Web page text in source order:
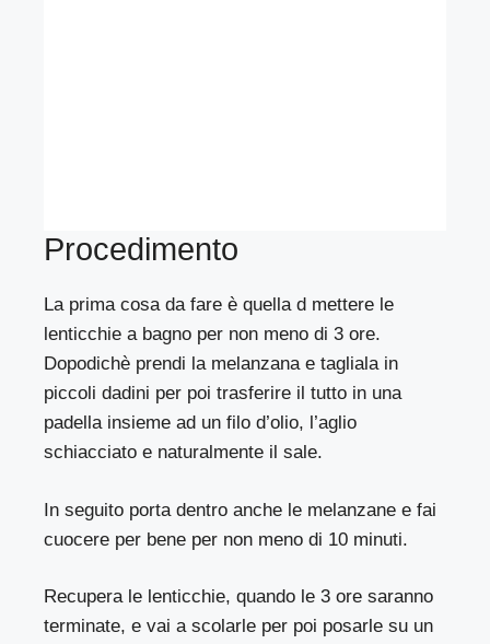
Procedimento
La prima cosa da fare è quella d mettere le
lenticchie a bagno per non meno di 3 ore.
Dopodichè prendi la melanzana e tagliala in
piccoli dadini per poi trasferire il tutto in una
padella insieme ad un filo d’olio, l’aglio
schiacciato e naturalmente il sale.
In seguito porta dentro anche le melanzane e fai
cuocere per bene per non meno di 10 minuti.
Recupera le lenticchie, quando le 3 ore saranno
terminate, e vai a scolarle per poi posarle su un